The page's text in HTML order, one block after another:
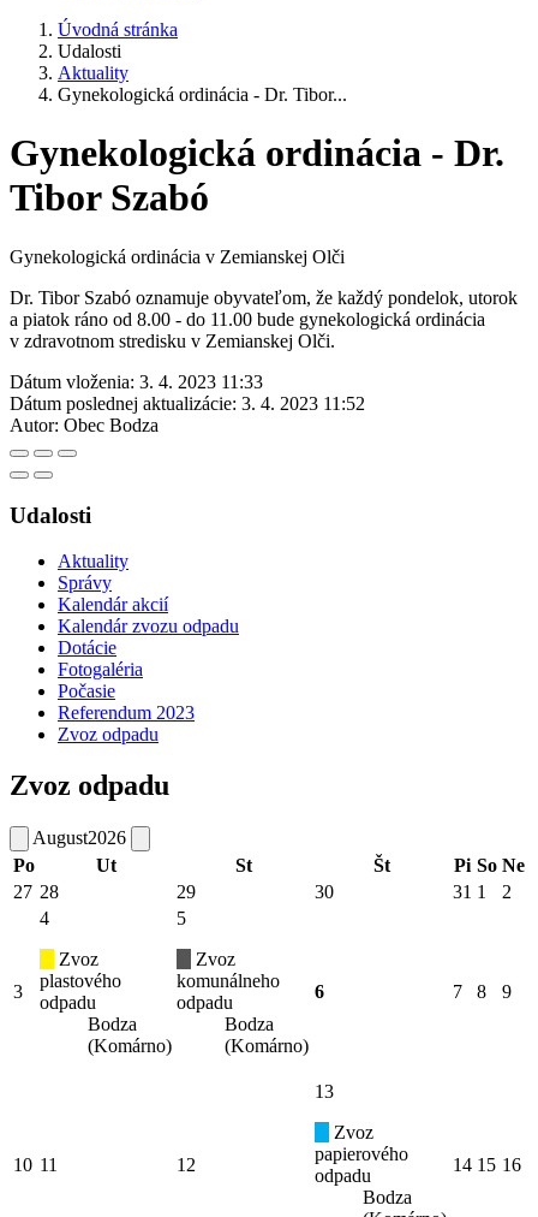
Úvodná stránka
Udalosti
Aktuality
Gynekologická ordinácia - Dr. Tibor...
Gynekologická ordinácia - Dr.
Tibor Szabó
Gynekologická ordinácia v Zemianskej Olči
Dr. Tibor Szabó oznamuje obyvateľom, že každý pondelok, utorok
a piatok ráno od 8.00 - do 11.00 bude gynekologická ordinácia
v zdravotnom stredisku v Zemianskej Olči.
Dátum vloženia: 3. 4. 2023 11:33
Dátum poslednej aktualizácie: 3. 4. 2023 11:52
Autor: Obec Bodza
Udalosti
Aktuality
Správy
Kalendár akcií
Kalendár zvozu odpadu
Dotácie
Fotogaléria
Počasie
Referendum 2023
Zvoz odpadu
Zvoz odpadu
August2026
Po
Ut St Št Pi So Ne
27 28 29 30 31 1 2
3
4
Zvoz
plastového
odpadu
Bodza
(Komárno)
5
Zvoz
komunálneho
odpadu
Bodza
(Komárno)
6 7 8 9
10 11 12
13
Zvoz
papierového
odpadu
Bodza
14 15 16